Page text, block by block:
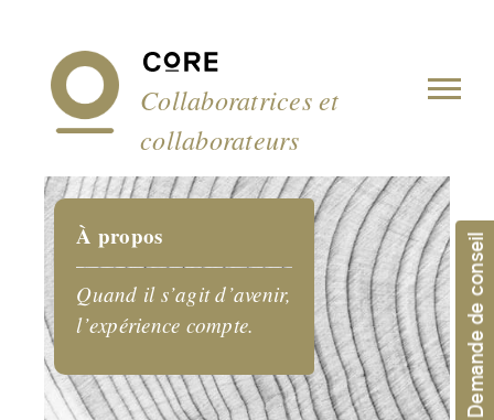
Collaboratrices et
collaborateurs
À propos
Quand il s’agit d’avenir,
l’expérience compte.
Demande de conseil